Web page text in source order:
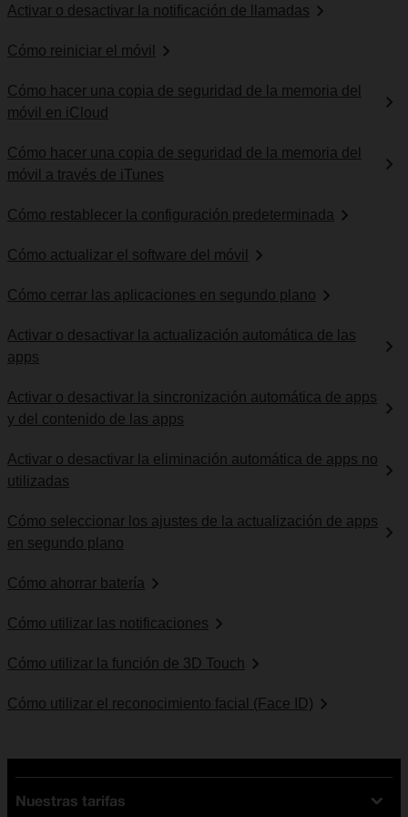
Activar o desactivar la notificación de llamadas
Cómo reiniciar el móvil
Cómo hacer una copia de seguridad de la memoria del
móvil en iCloud
Cómo hacer una copia de seguridad de la memoria del
móvil a través de iTunes
Cómo restablecer la configuración predeterminada
Cómo actualizar el software del móvil
Cómo cerrar las aplicaciones en segundo plano
Activar o desactivar la actualización automática de las
apps
Activar o desactivar la sincronización automática de apps
y del contenido de las apps
Activar o desactivar la eliminación automática de apps no
utilizadas
Cómo seleccionar los ajustes de la actualización de apps
en segundo plano
Cómo ahorrar batería
Cómo utilizar las notificaciones
Cómo utilizar la función de 3D Touch
Cómo utilizar el reconocimiento facial (Face ID)
Nuestras tarifas